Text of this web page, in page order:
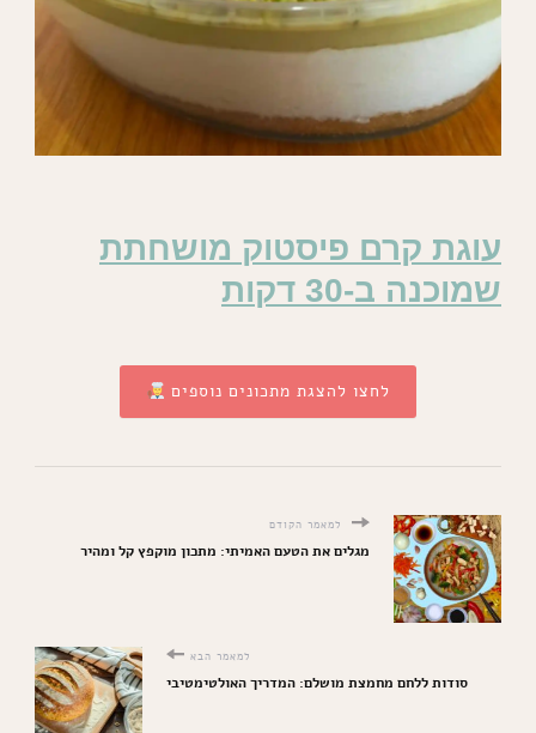
עוגת קרם פיסטוק מושחתת
שמוכנה ב-30 דקות
לחצו להצגת מתכונים נוספים
למאמר הקודם
מגלים את הטעם האמיתי: מתכון מוקפץ קל ומהיר
למאמר הבא
סודות ללחם מחמצת מושלם: המדריך האולטימטיבי